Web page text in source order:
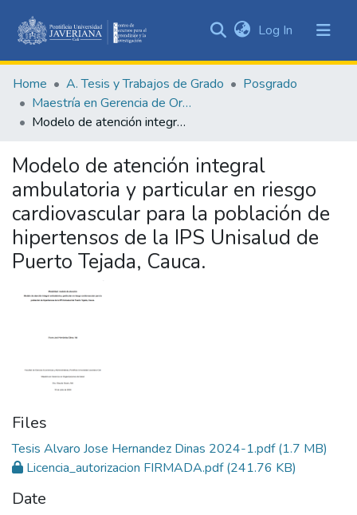
&
Collections
Statistics
Log In (current)
Home A. Tesis y Trabajos de Grado
Posgrado
Maestría en Gerencia de Organizaciones de Salud
Modelo de atención integral ambulatoria y particular en riesgo cardiovascular para la población de hipertensos de la IPS Unisalud de Puerto Tejada, Cauca.
Modelo de atención integral
ambulatoria y particular en riesgo
cardiovascular para la población de
hipertensos de la IPS Unisalud de
Puerto Tejada, Cauca.
Files
Tesis Alvaro Jose Hernandez Dinas 2024-1.pdf(1.7 MB)
Licencia_autorizacion FIRMADA.pdf(241.76 KB)
Date